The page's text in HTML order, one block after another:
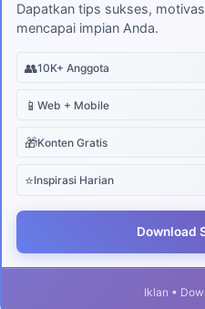
Dapatkan tips sukses,
mencapai impian Anda.
👥10K+ Anggota
📱 Web + Mobile
🎁Konten Gratis
⭐Inspirasi Harian
Download
Iklan •